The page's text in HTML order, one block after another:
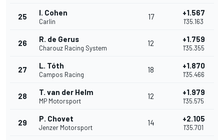
25 I. Cohen
Carlin
17 +1.567
1'35.163
26 R. de Gerus
Charouz Racing System
12 +1.759
1'35.355
27 L. Tóth
Campos Racing
18 +1.870
1'35.466
28 T. van der Helm
MP Motorsport
12 +1.979
1'35.575
29 P. Chovet
Jenzer Motorsport
14 +2.105
1'35.701